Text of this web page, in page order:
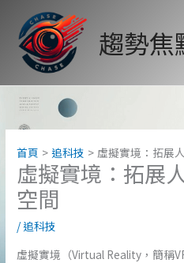
內
趨勢焦
首頁 追科技 虛擬實境：拓展
虛擬實境：拓展
空間
/追科技
虛擬實境（Virtual Reality，簡稱